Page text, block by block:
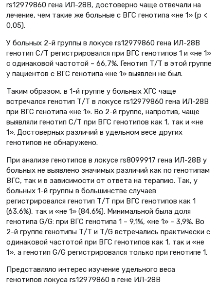
rs12979860 гена ИЛ-28B, достоверно чаще отвечали на
лечение, чем такие же больные с ВГС генотипа «не 1» (р <
0,05).
У больных 2-й группы в локусе rs12979860 гена ИЛ-28B
генотип С/Т регистрировался при ВГС генотипов 1 и «не 1»
с одинаковой частотой – 66,7%. Генотип Т/Т в этой группе
у пациентов с ВГС генотипа «не 1» выявлен не был.
Таким образом, в 1-й группе у больных ХГС чаще
встречался генотип Т/Т в локусе rs12979860 гена ИЛ-28B
при ВГС генотипа «не 1». Во 2-й группе, напротив, чаще
выявляли генотип С/Т при ВГС генотипов как 1, так и «не
1». Достоверных различий в удельном весе других
генотипов не обнаружено.
При анализе генотипов в локусе rs8099917 гена ИЛ-28B у
больных не выявлено значимых различий как по генотипам
ВГС, так и в зависимости от ответа на терапию. Так, у
больных 1-й группы в большинстве случаев
регистрировался генотип Т/Т при ВГС генотипов как 1
(63,6%), так и «не 1» (84,6%). Минимальной была доля
генотипа G/G: при ВГС генотипа 1 – 9,1%, «не 1» – 3,9%. Во
2-й группе генотипы Т/Т и Т/G встречались практически с
одинаковой частотой при ВГС генотипов как 1, так и «не
1», а генотип G/G регистрировался только при генотипе 1.
Представляло интерес изучение удельного веса
генотипов локуса rs12979860 в гене ИЛ-28B